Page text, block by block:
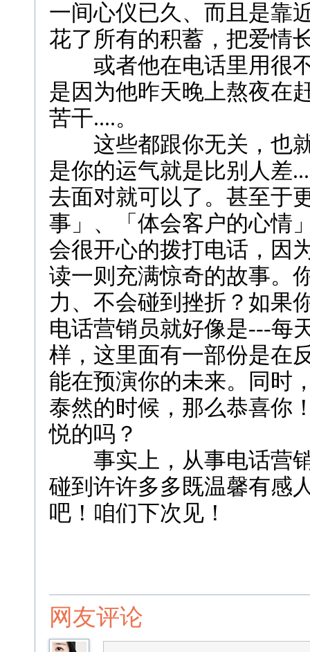
一间心仪已久、而且是靠
花了所有的积蓄，把爱情
或者他在电话里用很不
是因为他昨天晚上熬夜在
苦干....。
这些都跟你无关，也就
是你的运气就是比别人差
去面对就可以了。甚至于
事」、「体会客户的心情
会很开心的拨打电话，因
读一则充满惊奇的故事。
力、不会碰到挫折？如果
电话营销员就好像是---每
样，这里面有一部份是在
能在预演你的未来。同时
泰然的时候，那么恭喜你
悦的吗？
事实上，从事电话营销
碰到许许多多既温馨有感
吧！咱们下次见！
网友评论